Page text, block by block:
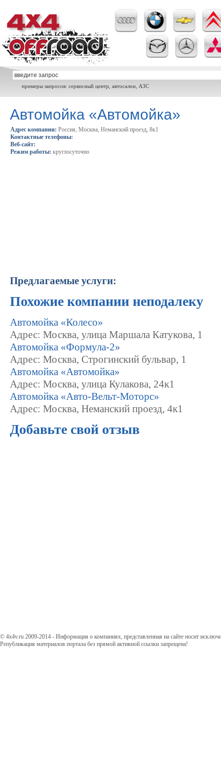
примеры запросов: сервисный центр, автосалон, АЗС
Автомойка «Автомойка»
Адрес компании: Россия, Москва, Неманский проезд, 8к1
Контактные телефоны:
Веб-сайт:
Режим работы: круглосуточно
Предлагаемые услуги:
Похожие компании неподалеку
Автомойка «Колесо»
Адрес: Москва, улица Маршала Катукова, 1
Автомойка «Формула-2»
Адрес: Москва, Строгинский бульвар, 1
Автомойка «Автомойка»
Адрес: Москва, улица Кулакова, 24к1
Автомойка «Авто-Вельт-Моторс»
Адрес: Москва, Неманский проезд, 4к1
Добавьте свой отзыв
© 4x4v.ru 2009-2014 - Информация о компаниях, представленная на сайте носит
Републикация материалов портала без прямой активной ссылки запрещена!